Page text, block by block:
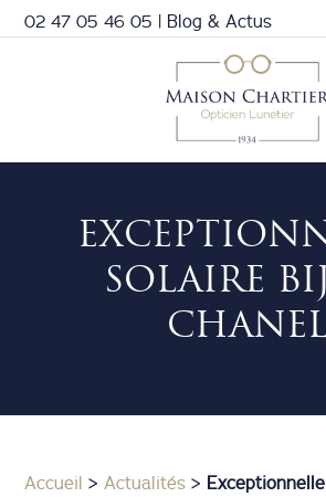
02 47 05 46 05 | Blog & Actus
SOLAIRE
CHANEL
Accueil > Actualités >